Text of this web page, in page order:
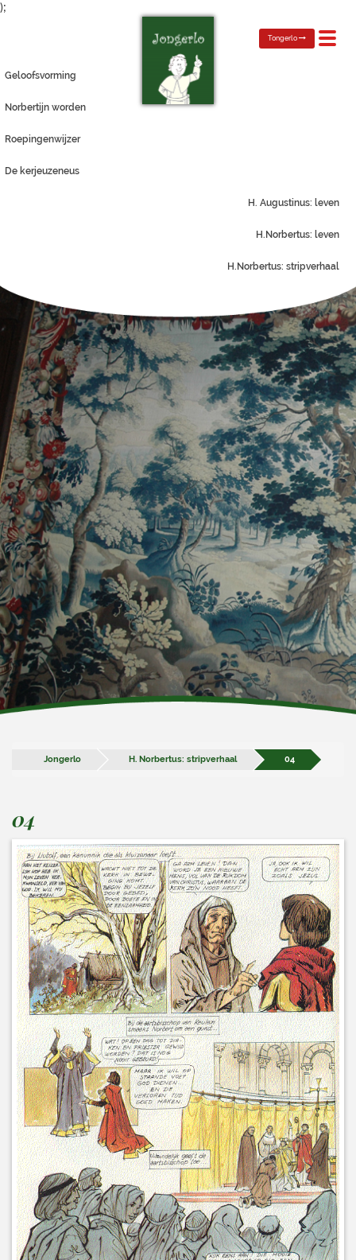
);
Toggle
Tongerlo
Geloofsvorming
Norbertijn worden
Roepingenwijzer
De kerjeuzeneus
H. Augustinus: leven
H.Norbertus: leven
H.Norbertus: stripverhaal
Jongerlo H. Norbertus: stripverhaal 04
04